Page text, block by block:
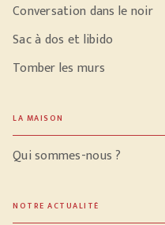
Conversation dans le noir
Sac à dos et libido
Tomber les murs
LA MAISON
Qui sommes-nous ?
NOTRE ACTUALITÉ